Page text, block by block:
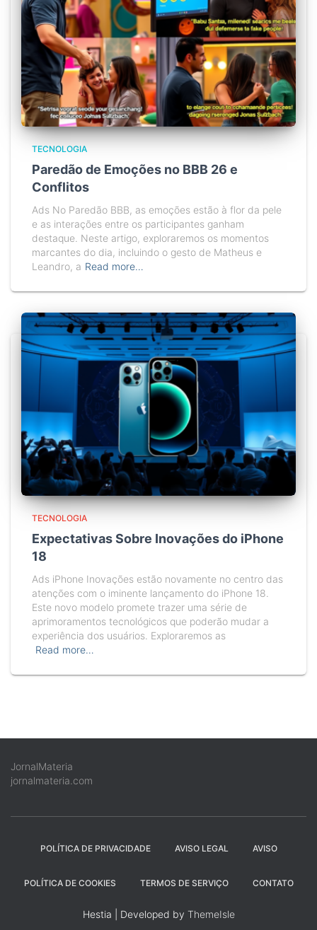
TECNOLOGIA
Paredão de Emoções no BBB 26 e
Conflitos
Ads No Paredão BBB, as emoções estão à flor da pele
e as interações entre os participantes ganham
destaque. Neste artigo, exploraremos os momentos
marcantes do dia, incluindo o gesto de Matheus e
Leandro, a Read more…
TECNOLOGIA
Expectativas Sobre Inovações do iPhone
18
Ads iPhone Inovações estão novamente no centro das
atenções com o iminente lançamento do iPhone 18.
Este novo modelo promete trazer uma série de
aprimoramentos tecnológicos que poderão mudar a
experiência dos usuários. Exploraremos as
Read more…
JornalMateria
jornalmateria.com
POLÍTICA DE PRIVACIDADE AVISO LEGAL AVISO
POLÍTICA DE COOKIES TERMOS DE SERVIÇO CONTATO
Hestia | Developed by ThemeIsle